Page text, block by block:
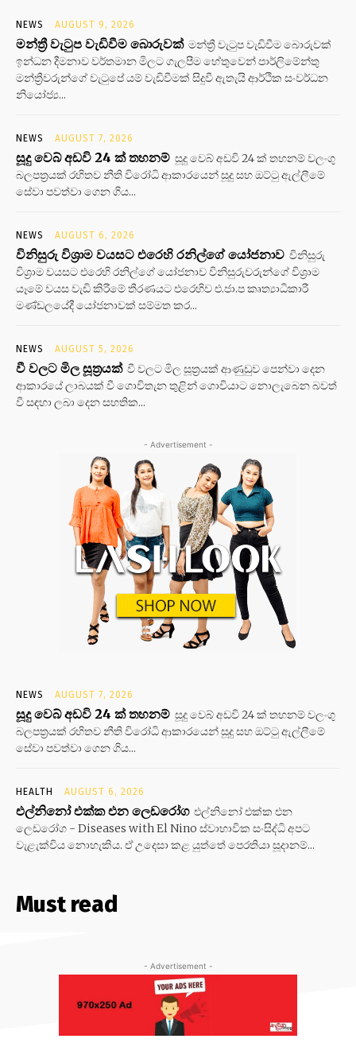
NEWS AUGUST 9, 2026
මන්ත්‍රී වැටුප වැඩිවීම බොරුවක් මන්ත්‍රී වැටුප වැඩිවීම බොරුවක්
ඉන්ධන දීමනාව වර්තමාන මිලට ගැලපීම හේතුවෙන් පාර්ලිමේන්තු
මන්ත්‍රීවරුන්ගේ වැටුපේ යම් වැඩිවීමක් සිදුවී ඇතැයි ආර්ථික සංවර්ධන
නියෝජ්‍ය...
NEWS AUGUST 7, 2026
සූදු වෙබ් අඩවි 24 ක් තහනම් සූදු වෙබ් අඩවි 24 ක් තහනම් වලංගු
බලපත්‍රයක් රහිතව නීති විරෝධි ආකාරයෙන් සූදු සහ ඔට්ටු ඇල්ලීමේ
සේවා පවත්වා ගෙන ගිය...
NEWS AUGUST 6, 2026
විනිසුරු විශ්‍රාම වයසට එරෙහි රනිල්ගේ යෝජනාව විනිසුරු
විශ්‍රාම වයසට එරෙහි රනිල්ගේ යෝජනාව විනිසුරුවරුන්ගේ විශ්‍රාම
යෑමේ වයස වැඩි කිරීමේ තීරණයට එරෙහිව එ.ජා.ප කෘත්‍යාධිකාරී
මණ්ඩලයේදී යෝජනාවක් සම්මත කර...
NEWS AUGUST 5, 2026
වී වලට මිල සූත්‍රයක් වී වලට මිල සූත්‍රයක් ආණුඩුව පෙන්වා දෙන
ආකාරයේ ලාබයක් වී ගොවිතැන තුළින් ගොවියාට නොලැබෙන බවත්
වී සඳහා ලබා දෙන සහතික...
- Advertisement -
NEWS AUGUST 7, 2026
සූදු වෙබ් අඩවි 24 ක් තහනම් සූදු වෙබ් අඩවි 24 ක් තහනම් වලංගු
බලපත්‍රයක් රහිතව නීති විරෝධි ආකාරයෙන් සූදු සහ ඔට්ටු ඇල්ලීමේ
සේවා පවත්වා ගෙන ගිය...
HEALTH AUGUST 6, 2026
එල්නිනෝ එක්ක එන ලෙඩරෝග එල්නිනෝ එක්ක එන
ලෙඩරෝග - Diseases with El Nino ස්වාභාවික සංසිද්ධි අපට
වැළැක්විය නොහැකිය. ඒ උදෙසා කළ යුත්තේ පෙරතියා සූදානම්...
Must read
- Advertisement -